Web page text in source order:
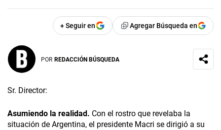
+ Seguir en Agregar Búsqueda en
POR REDACCIÓN BÚSQUEDA
Sr. Director:
Asumiendo la realidad. Con el rostro que revelaba la
situación de Argentina, el presidente Macri se dirigió a su